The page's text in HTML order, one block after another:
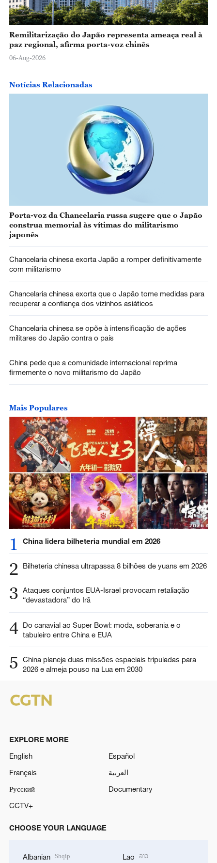
Remilitarização do Japão representa ameaça real à
paz regional, afirma porta-voz chinês
06-Aug-2026
Notícias Relacionadas
Porta-voz da Chancelaria russa sugere que o Japão
construa memorial às vítimas do militarismo
japonês
Chancelaria chinesa exorta Japão a romper definitivamente
com militarismo
Chancelaria chinesa exorta que o Japão tome medidas para
recuperar a confiança dos vizinhos asiáticos
Chancelaria chinesa se opõe à intensificação de ações
militares do Japão contra o país
China pede que a comunidade internacional reprima
firmemente o novo militarismo do Japão
Mais Populares
1 China lidera bilheteria mundial em 2026
2 Bilheteria chinesa ultrapassa 8 bilhões de yuans em 2026
3 Ataques conjuntos EUA-Israel provocam retaliação
“devastadora” do Irã
4 Do canavial ao Super Bowl: moda, soberania e o
tabuleiro entre China e EUA
5
China planeja duas missões espaciais tripuladas para
2026 e almeja pouso na Lua em 2030
EXPLORE MORE
English
Español
Français
العربية
Русский
Documentary
CCTV+
CHOOSE YOUR LANGUAGE
Albanian Shqip Lao ລາວ